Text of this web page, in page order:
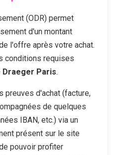
(ODR) permet
d'un montant
l'offre après votre achat.
conditions requises
Draeger Paris.
preuves d'achat (facture,
de quelques
IBAN, etc.) via un
présent sur le site
pouvoir profiter